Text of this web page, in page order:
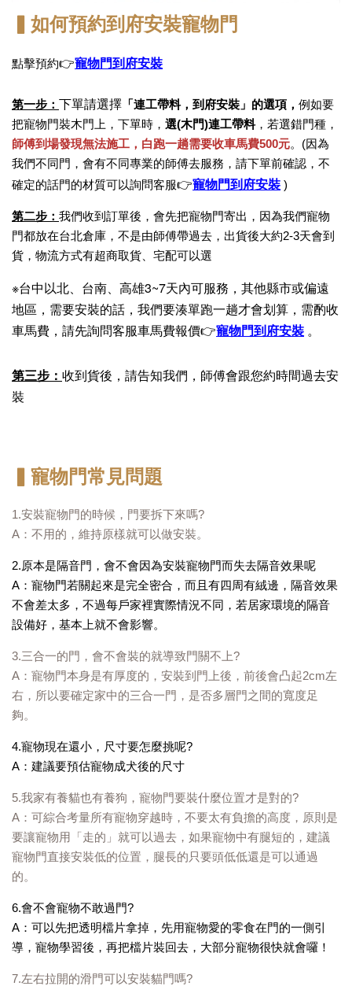
▍如何預約到府安裝寵物門
點擊預約👉寵物門到府安裝
第一步： 下單請選擇 「連工帶料，到府安裝」的選項， 例如要
把寵物門裝木門上，下單時， 選(木門)連工帶料，若選錯門種，
師傅到場發現無法施工， 白跑一趟需要收車馬費500元。(因為
我們不同門，會有不同專業的師傅去服務，請下單前確認，不
確定的話門的材質可以詢問客服👉寵物門到府安裝 )
第二步： 我們收到訂單後，會先把寵物門寄出，因為我們寵物
門都放在台北倉庫，不是由師傅帶過去，出貨後大約2-3天會到
貨，物流方式有超商取貨、宅配可以選
※台中以北、台南、高雄3~7天內可服務，其他縣市或偏遠
地區，需要安裝的話，我們要湊單跑一趟才會划算，需酌收
車馬費，請先詢問客服車馬費報價👉寵物門到府安裝 。
第三步： 收到貨後，請告知我們，師傅會跟您約時間過去安
裝
寵物門常見問題
1.安裝寵物門的時候，門要拆下來嗎?
A：不用的，維持原樣就可以做安裝。
2.原本是隔音門，會不會因為安裝寵物門而失去隔音效果呢
A：寵物門若關起來是完全密合，而且有四周有絨邊，隔音效果
不會差太多，不過每戶家裡實際情況不同，若居家環境的隔音
設備好，基本上就不會影響。
3.三合一的門，會不會裝的就導致門關不上?
A：寵物門本身是有厚度的，安裝到門上後，前後會凸起2cm左
右，所以要確定家中的三合一門，是否多層門之間的寬度足
夠。
4.寵物現在還小，尺寸要怎麼挑呢?
A：建議要預估寵物成犬後的尺寸
5.我家有養貓也有養狗，寵物門要裝什麼位置才是對的?
A：可綜合考量所有寵物穿越時，不要太有負擔的高度，原則是
要讓寵物用「走的」就可以過去，如果寵物中有腿短的，建議
寵物門直接安裝低的位置，腿長的只要頭低低還是可以通過
的。
6.會不會寵物不敢過門?
A：可以先把透明檔片拿掉，先用寵物愛的零食在門的一側引
導，寵物學習後，再把檔片裝回去，大部分寵物很快就會囉！
7.左右拉開的滑門可以安裝貓門嗎?